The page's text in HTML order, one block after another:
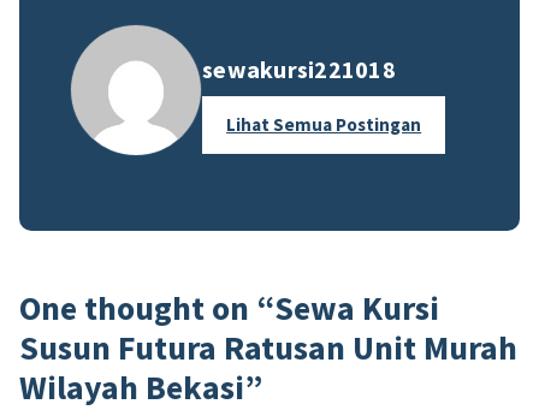
sewakursi221018
Lihat Semua Postingan
One thought on “Sewa Kursi
Susun Futura Ratusan Unit Murah
Wilayah Bekasi”